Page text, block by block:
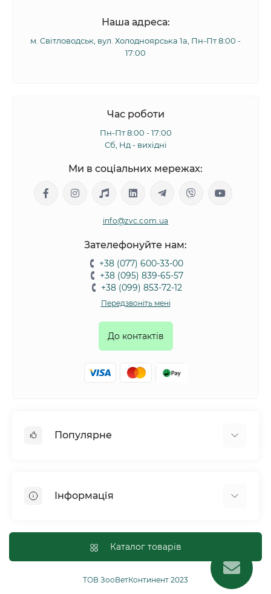
Наша адреса:
м. Світловодськ, вул. Холодноярська 1а, Пн-Пт 8:00 -
17:00
Час роботи
Пн-Пт 8:00 - 17:00
Сб, Нд - вихідні
Ми в соціальних мережах:
info@zvc.com.ua
Зателефонуйте нам:
+38 (077) 600-33-00
+38 (095) 839-65-57
+38 (099) 853-72-12
Передзвоніть мені
До контактів
Популярне
Птахи
Рептилії
Сільськогосподарські тварини та птахи
Інформація
Оплата і доставка
Політика конфіденційності
Публічна угода
Каталог товарів
ТОВ ЗооВетКонтинент 2023